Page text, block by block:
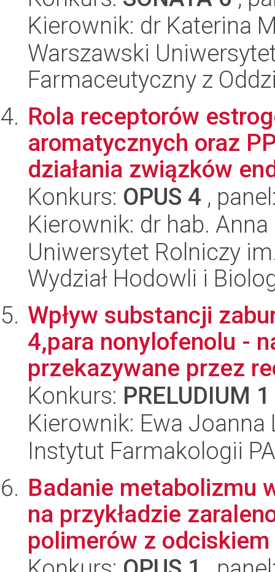
Kierownik: dr Katerina
Warszawski
Farmaceutyczny z
Rola receptorów
aromatycznych oraz
działania związków
Konkurs: OPUS 4 ,
Kierownik: dr hab.
Uniwersytet Rolniczy
Wydział Hodowli i
Wpływ substancji
4,para nonylofenolu -
przekazywane przez
Konkurs: PRELUDIUM 1
Kierownik: Ewa Joanna
Instytut Farmakologii
Badanie metabolizmu
na przykładzie
polimerów z